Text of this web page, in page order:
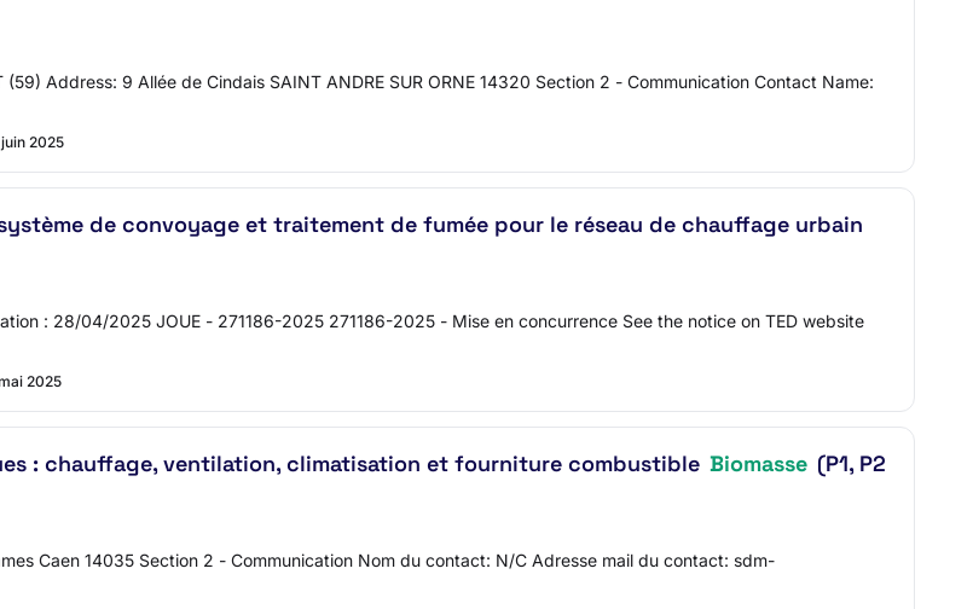
Address: 9 Allée de Cindais SAINT ANDRE SUR ORNE 14320 Section 2 - Communication Contact Name:
2025
de convoyage et traitement de fumée pour le réseau de chauffage urbain
: 28/04/2025 JOUE - 271186-2025 271186-2025 - Mise en concurrence See the notice on TED website
2025
: chauffage, ventilation, climatisation et fourniture combustible Biomasse (P1, P2
Caen 14035 Section 2 - Communication Nom du contact: N/C Adresse mail du contact: sdm-